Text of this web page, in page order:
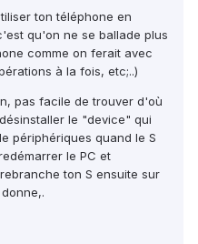
ton téléphone en
qu'on ne se ballade plus
comme on ferait avec
à la fois, etc;..)
pas facile de trouver d'où
le "device" qui
périphériques quand le S
le PC et
ton S ensuite sur